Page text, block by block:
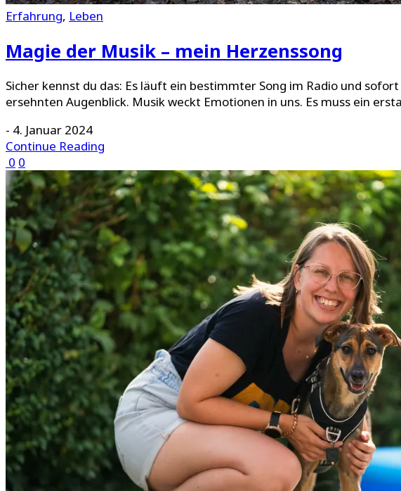
Erfahrung, Leben
Magie der Musik – mein Herzenssong
Sicher kennst du das: Es läuft ein bestimmter Song im Radio und
ersehnten Augenblick. Musik weckt Emotionen in uns. Es muss ein
- 4. Januar 2024
Continue Reading
0 0